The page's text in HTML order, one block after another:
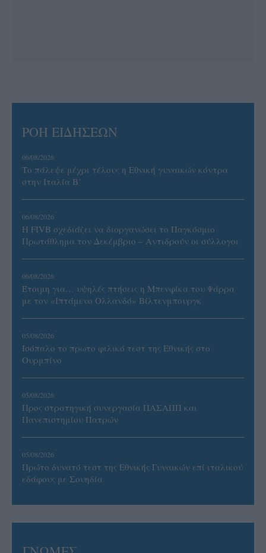
ΡΟΗ ΕΙΔΗΣΕΩΝ
06/08/2026
Το πάλεψε μέχρι τέλους η Εθνική γυναικών κόντρα
στην Ιταλία Β’
06/08/2026
Η FIVB σχεδιάζει να διοργανώσει το Παγκόσμιο
Πρωτάθλημα τον Δεκέμβριο – Αντιδρούν οι σύλλογοι
06/08/2026
Έτοιμη για… υψηλές πτήσεις η Μπενφίκα του Ψάρρα
με τον «Ιπτάμενο Ολλανδό» Βίλτενμπουργκ
05/08/2026
Ισόπαλο το πρωτο φιλικό τεστ της Εθνικής στο
Ουρμπίνο
05/08/2026
Προς στρατηγική συνεργασία ΠΑΣΑΠΠ και
Πανεπιστημίου Πατρών
05/08/2026
Πρώτο δυνατό τεστ της Εθνικής Γυναικών επί ιταλικού
εδάφους με Σουηδία